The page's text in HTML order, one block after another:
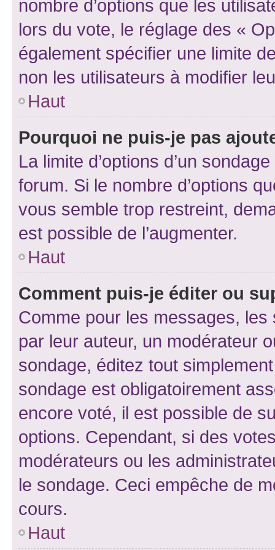
nombre d’options que les
lors du vote, le réglage des «
également spécifier une limite
non les utilisateurs à modifier
Haut
Pourquoi ne puis-je pas
La limite d’options d’un
forum. Si le nombre d’options
vous semble trop restreint,
est possible de l’augmenter.
Haut
Comment puis-je éditer ou
Comme pour les messages,
par leur auteur, un modérateur
sondage, éditez tout
sondage est obligatoirement
encore voté, il est possible de
options. Cependant, si des
modérateurs ou les
le sondage. Ceci empêche de
cours.
Haut